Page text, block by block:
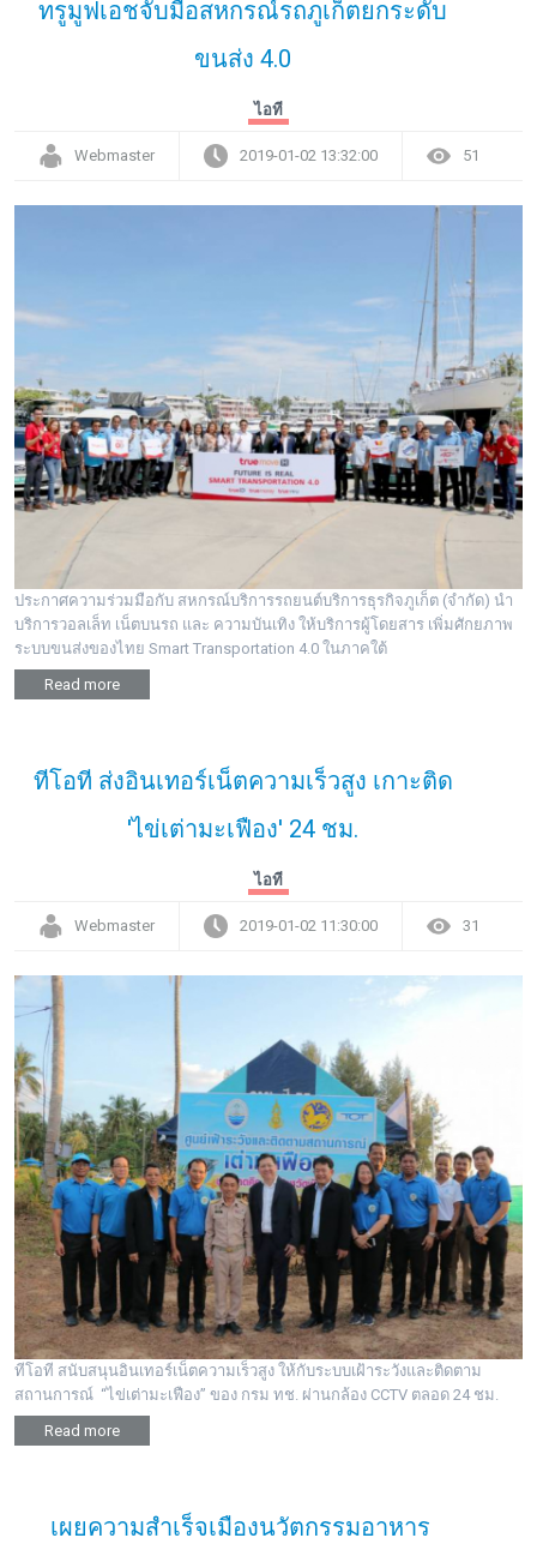
ทรูมูฟเอชจับมือสหกรณ์รถภูเก็ตยกระดับ
ขนส่ง 4.0
ไอที
Webmaster 2019-01-02 13:32:00 51
ประกาศความร่วมมือกับ สหกรณ์บริการรถยนต์บริการธุรกิจภูเก็ต (จำกัด) นำ
บริการวอลเล็ท เน็ตบนรถ และ ความบันเทิง ให้บริการผู้โดยสาร เพิ่มศักยภาพ
ระบบขนส่งของไทย Smart Transportation 4.0 ในภาคใต้
Read more
ทีโอที ส่งอินเทอร์เน็ตความเร็วสูง เกาะติด
'ไข่เต่ามะเฟือง' 24 ชม.
ไอที
Webmaster 2019-01-02 11:30:00 31
ทีโอที สนับสนุนอินเทอร์เน็ตความเร็วสูง ให้กับระบบเฝ้าระวังและติดตาม
สถานการณ์ “ไข่เต่ามะเฟือง” ของ กรม ทช. ผ่านกล้อง CCTV ตลอด 24 ชม.
Read more
เผยความสำเร็จเมืองนวัตกรรมอาหาร